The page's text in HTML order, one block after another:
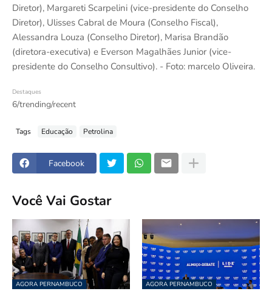
Diretor), Margareti Scarpelini (vice-presidente do Conselho
Diretor), Ulisses Cabral de Moura (Conselho Fiscal),
Alessandra Louza (Conselho Diretor), Marisa Brandão
(diretora-executiva) e Everson Magalhães Junior (vice-
presidente do Conselho Consultivo). - Foto: marcelo Oliveira.
Destaques
6/trending/recent
Tags Educação Petrolina
Facebook
Você Vai Gostar
AGORA PERNAMBUCO AGORA PERNAMBUCO